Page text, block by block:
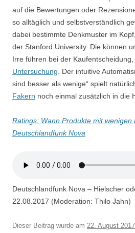
auf die Bewertungen oder
so alltäglich und selbstverständlich
dabei bestimmte Denkmuster im
der Stanford University. Die können
Irre führen bei der Kaufentscheidung,
Untersuchung . Der intuitive
sind besser als wenige“ spielt
Fakern noch einmal zusätzlich in die
Ratings: Wann Produkte mit wenigen
Deutschlandfunk Nova
Deutschlandfunk Nova – Hielscher
22.08.2017 (Moderation: Thilo Jahn)
Dieser Beitrag wurde am 22. August 2017